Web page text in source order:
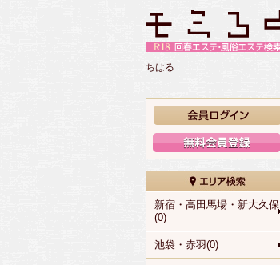
ちはる
新宿・高田馬場・新大久保
(0)
池袋・赤羽(0)